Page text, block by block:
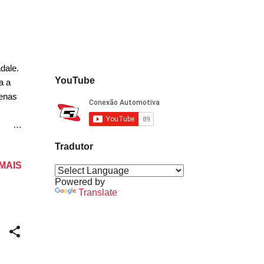
YouTube
Tradutor
Powered by
Translate
a